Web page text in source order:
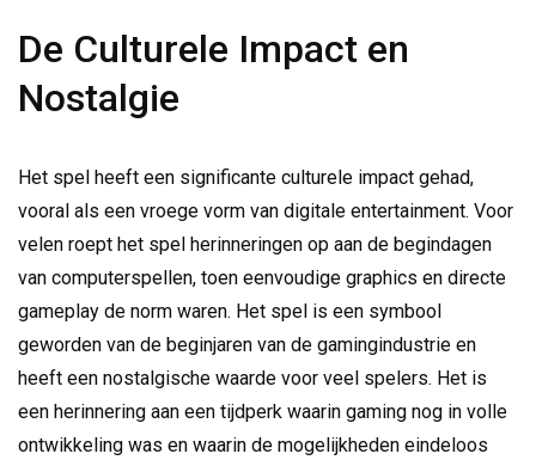
De Culturele Impact en
Nostalgie
Het spel heeft een significante culturele impact gehad,
vooral als een vroege vorm van digitale entertainment. Voor
velen roept het spel herinneringen op aan de begindagen
van computerspellen, toen eenvoudige graphics en directe
gameplay de norm waren. Het spel is een symbool
geworden van de beginjaren van de gamingindustrie en
heeft een nostalgische waarde voor veel spelers. Het is
een herinnering aan een tijdperk waarin gaming nog in volle
ontwikkeling was en waarin de mogelijkheden eindeloos